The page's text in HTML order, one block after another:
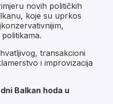
novih političkih
koje su uprkos
transakcioni
i improvizacija
Balkan hoda u